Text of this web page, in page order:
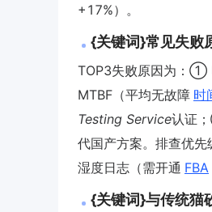
+17%）。
{关键词}常见失败
TOP3失败原因为：①
MTBF（平均无故障 时
Testing Service认证
代国产方案。排查优
湿度日志（需开通 FBA
{关键词}与传统猫